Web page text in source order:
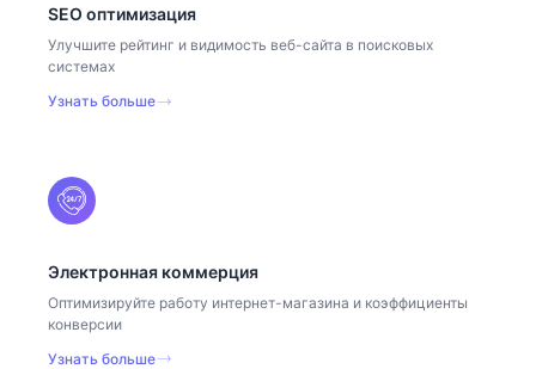
SEO оптимизация
Улучшите рейтинг и видимость веб-сайта в поисковых
системах
Узнать больше
Электронная коммерция
Оптимизируйте работу интернет-магазина и коэффициенты
конверсии
Узнать больше